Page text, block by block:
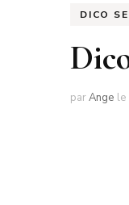
DICO
parAnge le